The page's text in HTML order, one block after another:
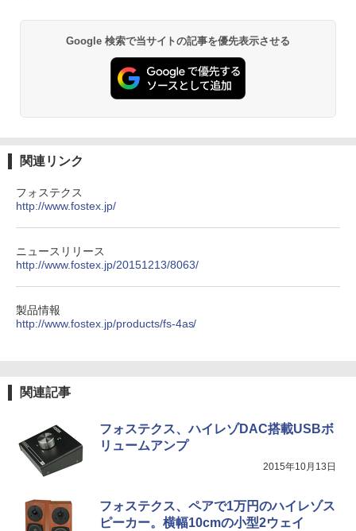
Google 検索で当サイトの記事を優先表示させる
関連リンク
フォステクス
http://www.fostex.jp/
ニュースリリース
http://www.fostex.jp/20151213/8063/
製品情報
http://www.fostex.jp/products/fs-4as/
関連記事
フォステクス、ハイレゾDAC搭載USBボ
リュームアンプ
2015年10月13日
フォステクス、ペアで1万円のハイレゾス
ピーカー。横幅10cmの小型2ウェイ